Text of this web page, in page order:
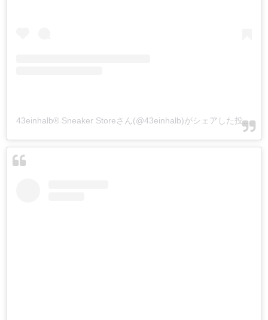
43einhalb® Sneaker Storeさん(@43einhalb)がシェアした投稿-